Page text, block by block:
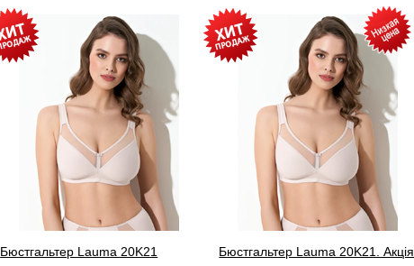
Бюстгальтер Lauma 20K21 Бюстгальтер Lauma 20K21. Акція.